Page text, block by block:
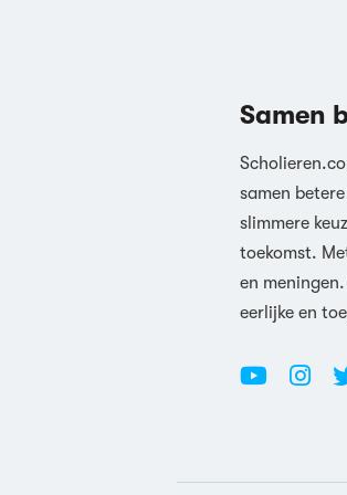
Samen
samen
slimmere
toekomst.
en
eerlijke en